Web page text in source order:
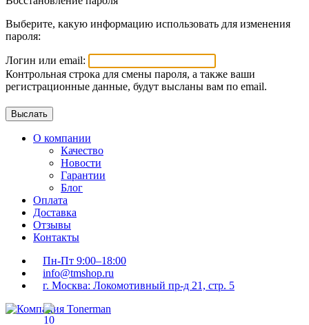
Выберите, какую информацию использовать для изменения
пароля:
Логин или email:
Контрольная строка для смены пароля, а также ваши
регистрационные данные, будут высланы вам по email.
О компании
Качество
Новости
Гарантии
Блог
Оплата
Доставка
Отзывы
Контакты
Пн-Пт 9:00–18:00
info@tmshop.ru
г. Москва: Локомотивный пр-д 21, стр. 5